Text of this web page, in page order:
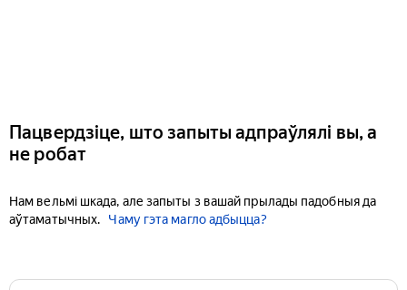
Пацвердзіце, што запыты адпраўлялі вы, а
не робат
Нам вельмі шкада, але запыты з вашай прылады падобныя да
аўтаматычных.
Чаму гэта магло адбыцца?